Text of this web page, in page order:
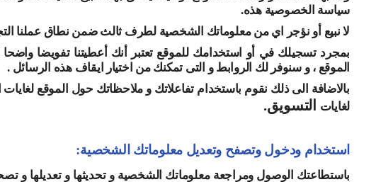
سياسة الخصوصية هذه.
لا نبيع أو نؤجر اي من معلوماتك الشخصية لطرف ثالث ضمن نطاق
بمجرد تسجيلك في أو استخدامك للموقع تعتبر أنك أعطيتنا تفويضا
الموقع ، و سنوفر لك الروابط و التى تمكنك من اختيار ايقاف هذه الرسائل .
بالاضافة الى ذلك نقوم باستخدام تفاعلاتك و ملاحظاتك حول الموقع
لغايات
التسويق.
استخدام ودخول وتصفح وتعديل معلوماتك الشخصية:
باستطاعتك الوصول ومراجعة معلوماتك الشخصية و تحديثها و